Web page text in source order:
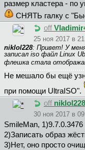
размер кластера - по
СНЯТЬ галку с
off
25 ноя 2017 в
niklol228: Привет! У
записал iso файл Linux
флешка стала
Не мешало бы ещё
при помощи UltraISO".
off niklol228
30 ноя 2017 в
SmileMan, 1)9.7.0.3476
2)Записать образ
3)Нет, оно просто